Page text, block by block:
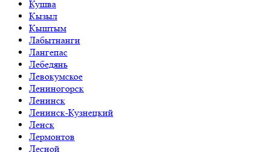
Кушва
Кызыл
Кыштым
Лабытнанги
Лангепас
Лебедянь
Левокумское
Лениногорск
Ленинск
Ленинск-Кузнецкий
Ленск
Лермонтов
Лесной